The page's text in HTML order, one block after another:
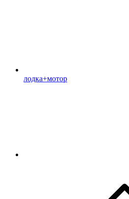
лодка+мотор